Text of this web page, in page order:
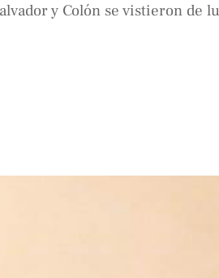
y Colón se vistieron